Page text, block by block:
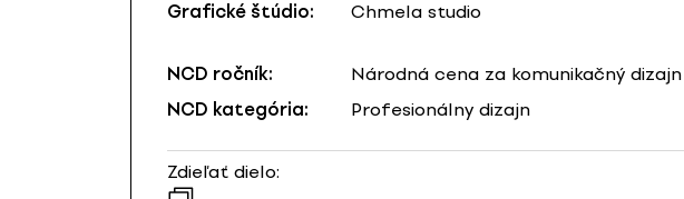
Grafické štúdio:
Chmela studio
NCD ročník:
Národná cena za komunikačný
NCD kategória:
Profesionálny dizajn
Zdieľať dielo: